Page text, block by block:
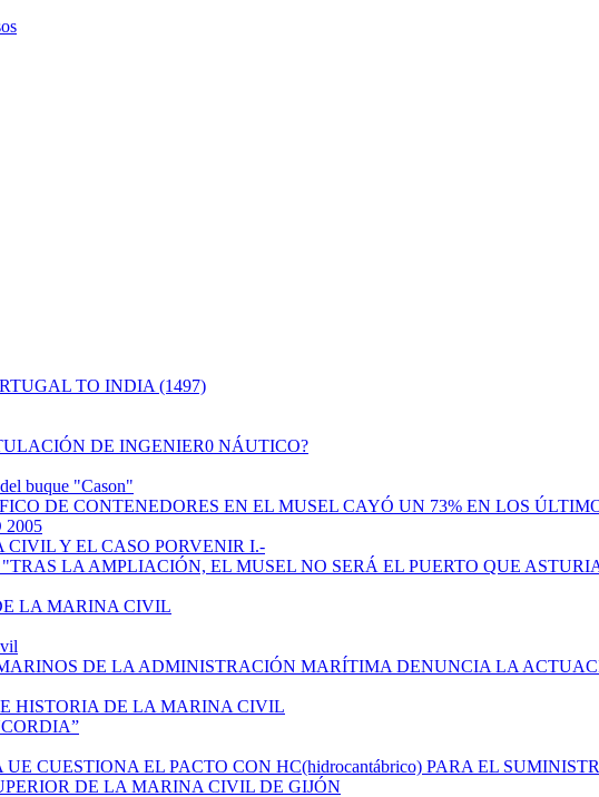
TO INDIA (1497)
DE INGENIER0 NÁUTICO?
buque "Cason"
DE CONTENEDORES EN EL MUSEL CAYÓ UN 73% EN LOS
2005
Y EL CASO PORVENIR I.-
"TRAS LA AMPLIACIÓN, EL MUSEL NO SERÁ EL PUERTO QUE
LA MARINA CIVIL
DE LA ADMINISTRACIÓN MARÍTIMA DENUNCIA LA
HISTORIA DE LA MARINA CIVIL
CUESTIONA EL PACTO CON HC(hidrocantábrico) PARA EL
DE LA MARINA CIVIL DE GIJÓN